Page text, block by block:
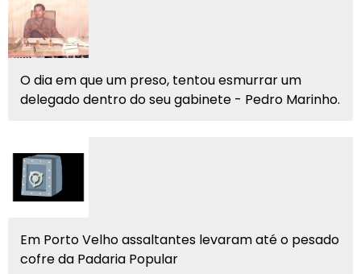
O dia em que um preso, tentou esmurrar um
delegado dentro do seu gabinete - Pedro Marinho.
Em Porto Velho assaltantes levaram até o pesado
cofre da Padaria Popular